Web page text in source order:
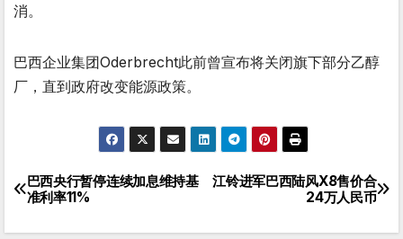
消。
巴西企业集团Oderbrecht此前曾宣布将关闭旗下部分乙醇
厂，直到政府改变能源政策。
文
章
江铃进军巴西陆风X8售价合
24万人民币
巴西央行暂停连续加息维持基
准利率11%